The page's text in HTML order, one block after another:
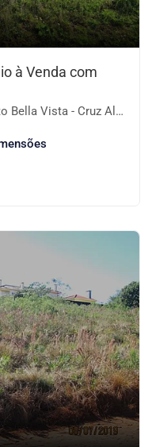
à Venda com
30 e 31 - Emílio Droppa, Cruz Alta-RS